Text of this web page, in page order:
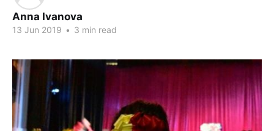
Anna Ivanova
13 Jun 2019 • 3 min read